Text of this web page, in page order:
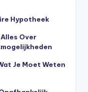
Hypotheek
Over
Je Moet Weten